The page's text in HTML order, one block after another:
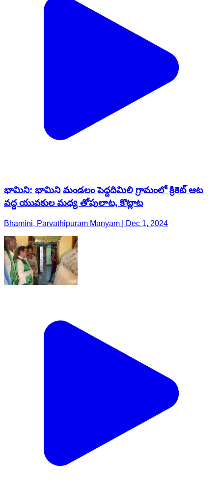
భామిని: భామిని మండలం పెద్దదిమిలి గ్రామంలో క్రికెట్ ఆట
వద్ద యువకుల మధ్య తోపులాట, కొట్లాట
Bhamini, Parvathipuram Manyam | Dec 1, 2024